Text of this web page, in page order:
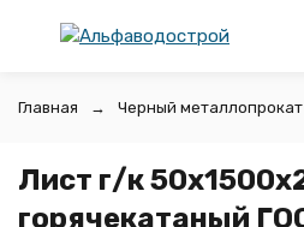
Главная Черный металлопрокат
Лист г/к
горячекатаный